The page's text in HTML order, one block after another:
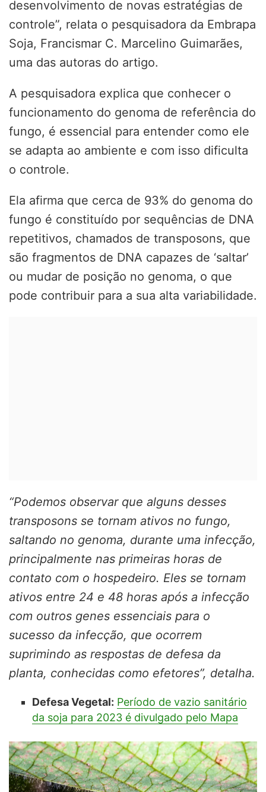
desenvolvimento de novas estratégias de
controle”, relata o pesquisadora da Embrapa
Soja, Francismar C. Marcelino Guimarães,
uma das autoras do artigo.
A pesquisadora explica que conhecer o
funcionamento do genoma de referência do
fungo, é essencial para entender como ele
se adapta ao ambiente e com isso dificulta
o controle.
Ela afirma que cerca de 93% do genoma do
fungo é constituído por sequências de DNA
repetitivos, chamados de transposons, que
são fragmentos de DNA capazes de ‘saltar’
ou mudar de posição no genoma, o que
pode contribuir para a sua alta variabilidade.
“Podemos observar que alguns desses
transposons se tornam ativos no fungo,
saltando no genoma, durante uma infecção,
principalmente nas primeiras horas de
contato com o hospedeiro. Eles se tornam
ativos entre 24 e 48 horas após a infecção
com outros genes essenciais para o
sucesso da infecção, que ocorrem
suprimindo as respostas de defesa da
planta, conhecidas como efetores”, detalha.
Defesa Vegetal: Período de vazio sanitário
da soja para 2023 é divulgado pelo Mapa